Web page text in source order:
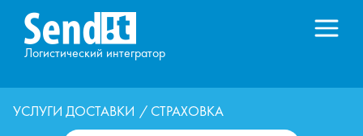
Логистический интегратор
УСЛУГИ ДОСТАВКИ / СТРАХОВКА